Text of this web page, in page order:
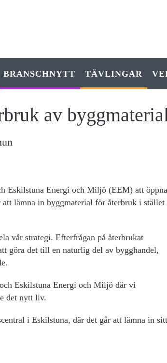
BRANSCHNYTT TÄVLINGAR
av
Eskilstuna Energi och Miljö (EEM) att öppna
lämna in byggmaterial för återbruk i stället
vår strategi. Efterfrågan på återbrukat
göra det till en naturlig del av bygghandel,
Eskilstuna Energi och Miljö där vi
det nytt liv.
i Eskilstuna, där det går att lämna in sitt